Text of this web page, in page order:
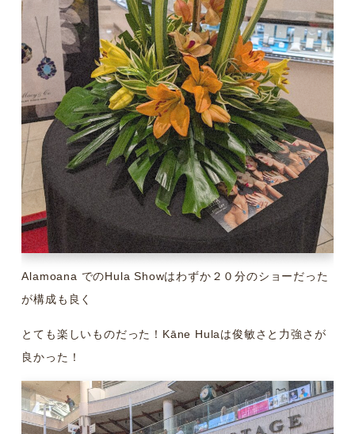
Alamoana でのHula Showはわずか２０分のショーだった
が構成も良く
とても楽しいものだった！Kāne Hulaは俊敏さと力強さが
良かった！